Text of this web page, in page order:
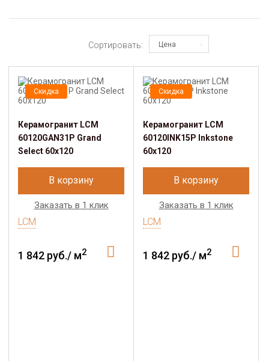
Сортировать: Цена
Скидка
Керамогранит LCM
60120GAN31P Grand
Select 60x120
В корзину
Заказать в 1 клик
LCM
1 842 руб./ м2
Скидка
Керамогранит LCM
60120INK15P Inkstone
60x120
В корзину
Заказать в 1 клик
LCM
1 842 руб./ м2